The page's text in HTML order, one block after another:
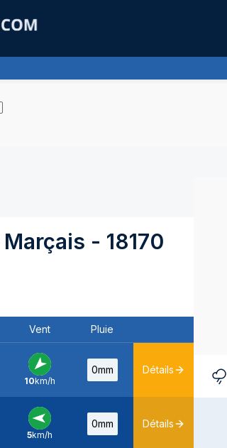
Marçais - 18170
Vent Pluie
NE -
10km/h
0mm Détails
E -
5km/h
0mm Détails